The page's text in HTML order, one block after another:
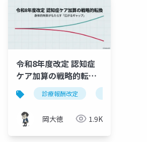
令和8年度改定 認知症
ケア加算の戦略的転換
｜点数引き上げと身体
的拘束減算の強化
診療報酬改定
岡大徳 1.9K